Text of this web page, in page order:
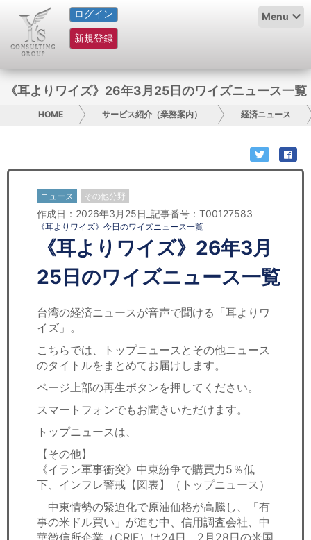
ログイン
新規登録
Menu
HOME
サービス紹介
グループ概要
日本人にPR
コンサルティング
リサーチ
セミナー
経済ニュース
労務顧問
ＩＴ
飲食店情報
《耳よりワイズ》26年3月25日のワイズニュース一覧
HOME サービス紹介（業務案内） 経済ニュース
ニュース その他分野
作成日：2026年3月25日_記事番号：T00127583
《耳よりワイズ》今日のワイズニュース一覧
《耳よりワイズ》26年3月
25日のワイズニュース一覧
台湾の経済ニュースが音声で聞ける「耳よりワ
イズ」。
こちらでは、トップニュースとその他ニュース
のタイトルをまとめてお届けします。
ページ上部の再生ボタンを押してください。
スマートフォンでもお聞きいただけます。
トップニュースは、
【その他】
《イラン軍事衝突》中東紛争で購買力5％低
下、インフレ警戒【図表】（トップニュース）
中東情勢の緊迫化で原油価格が高騰し、「有
事の米ドル買い」が進む中、信用調査会社、中
華徴信所企業（CRIF）は24日、2月28日の米国